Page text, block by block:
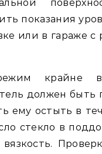
показания
или в гараже
крайне
должен
ему остыть в
стекло в